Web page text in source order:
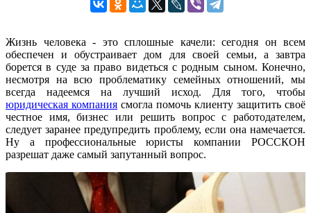
Жизнь человека - это сплошные качели: сегодня он всем
обеспечен и обустраивает дом для своей семьи, а завтра
борется в суде за право видеться с родным сыном. Конечно,
несмотря на всю проблематику семейных отношений, мы
всегда надеемся на лучший исход. Для того, чтобы
юридическая компания смогла помочь клиенту защитить своё
честное имя, бизнес или решить вопрос с работодателем,
следует заранее предупредить проблему, если она намечается.
Ну а профессиональные юристы компании РОССКОН
разрешат даже самый запутанный вопрос.